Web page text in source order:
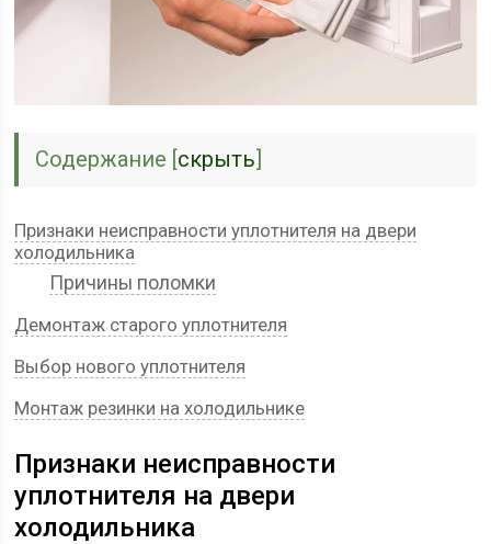
Содержание [скрыть]
Признаки неисправности уплотнителя на двери
холодильника
Причины поломки
Демонтаж старого уплотнителя
Выбор нового уплотнителя
Монтаж резинки на холодильнике
Признаки неисправности
уплотнителя на двери
холодильника